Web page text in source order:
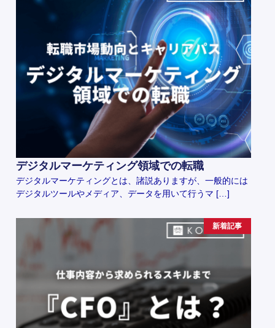
デジタルマーケティング領域での転職
デジタルマーケティングとは、諸説ありますが、一般的には
デジタルツールやメディア、データを用いて行うマ […]
新着記事